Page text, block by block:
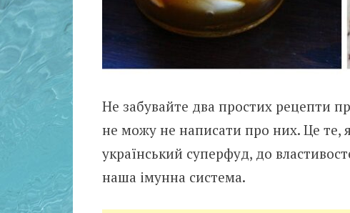
Не забувайте два простих рецепти
не можу не написати про них. Це те,
український суперфуд, до
наша імунна система.